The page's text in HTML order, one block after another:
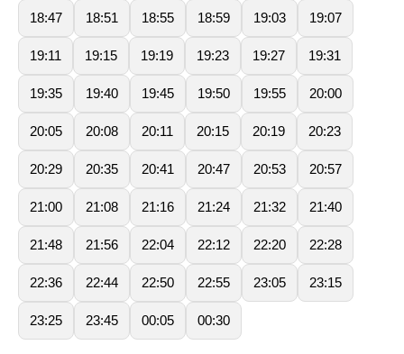
18:47 18:51 18:55 18:59 19:03 19:07
19:11 19:15 19:19 19:23 19:27 19:31
19:35 19:40 19:45 19:50 19:55 20:00
20:05 20:08 20:11 20:15 20:19 20:23
20:29 20:35 20:41 20:47 20:53 20:57
21:00 21:08 21:16 21:24 21:32 21:40
21:48 21:56 22:04 22:12 22:20 22:28
22:36 22:44 22:50 22:55 23:05 23:15
23:25 23:45 00:05 00:30